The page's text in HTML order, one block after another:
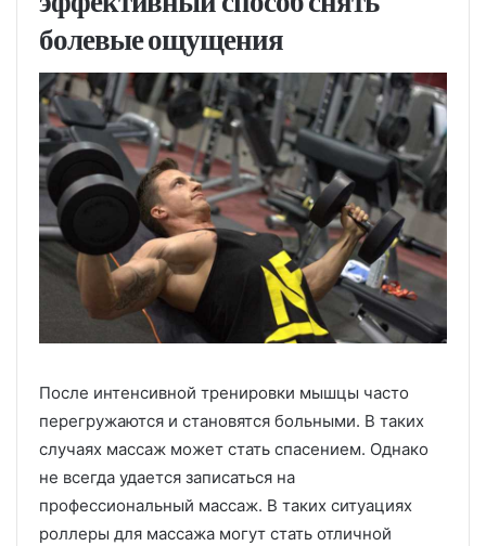
болевые ощущения
После интенсивной тренировки мышцы часто
перегружаются и становятся больными. В таких
случаях массаж может стать спасением. Однако
не всегда удается записаться на
профессиональный массаж. В таких ситуациях
роллеры для массажа могут стать отличной